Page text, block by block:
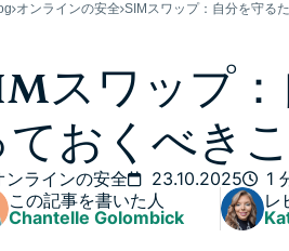
オンラインの安全 SIMスワップ：自分を守る
スワップ
ておくべき
ンラインの安全 23.10.2025
1
この記事を書いた人
Chantelle Golombick
レ